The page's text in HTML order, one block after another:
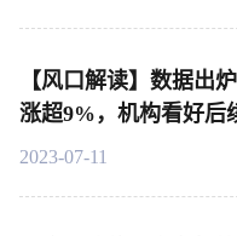
【风口解读】数据出
涨超9%，机构看好后
2023-07-11